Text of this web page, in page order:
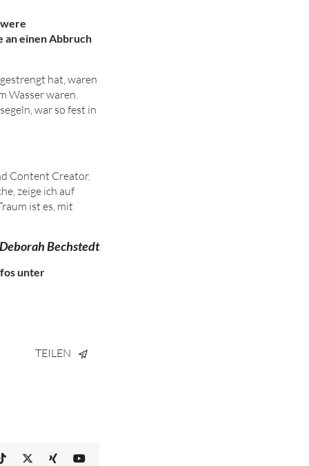
an einen Abbruch
hat, waren
Wasser waren.
war so fest in
Content Creator.
zeige ich auf
ist es, mit
Bechstedt
unter
TEILEN